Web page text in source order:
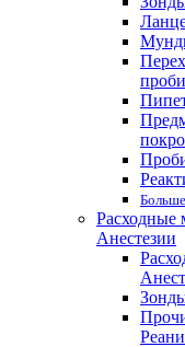
Больше
Расходные
Анестезии